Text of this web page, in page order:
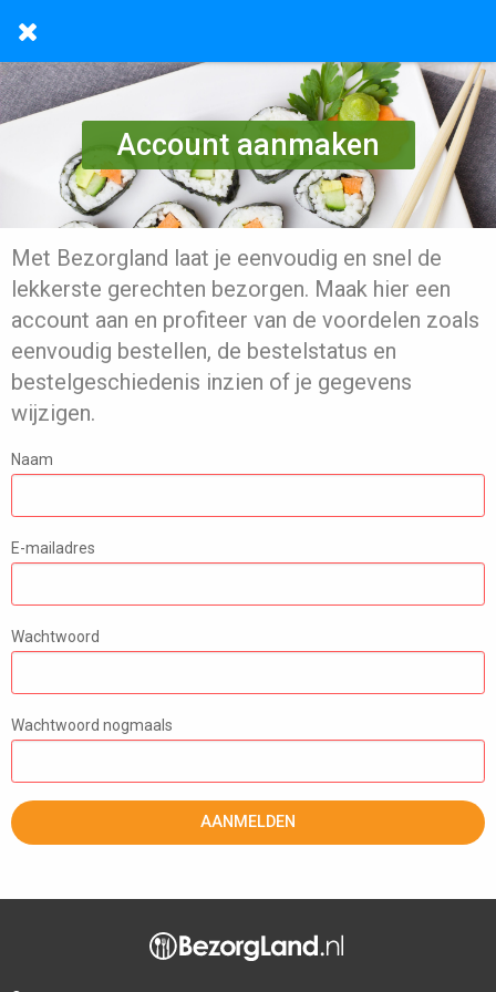
Account aanmaken
Met Bezorgland laat je eenvoudig en snel de
lekkerste gerechten bezorgen. Maak hier een
account aan en profiteer van de voordelen zoals
eenvoudig bestellen, de bestelstatus en
bestelgeschiedenis inzien of je gegevens
wijzigen.
Naam
E-mailadres
Wachtwoord
Wachtwoord nogmaals
AANMELDEN